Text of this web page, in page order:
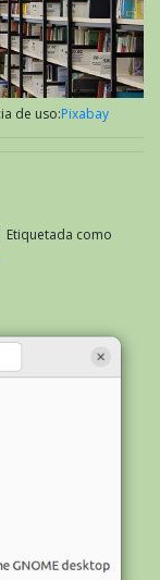
de uso:Pixabay
Etiquetada como